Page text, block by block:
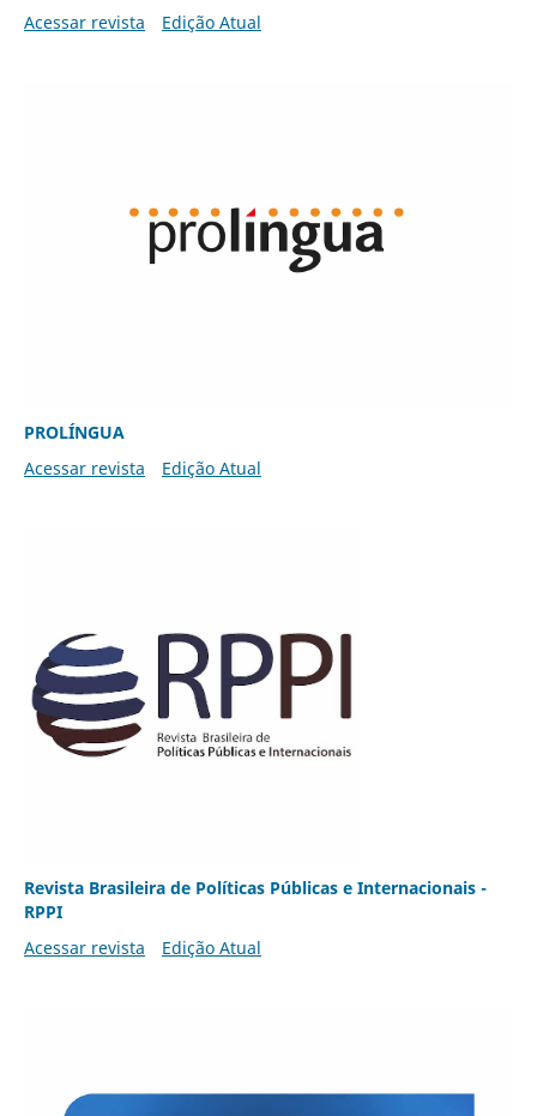
Acessar revista
Edição Atual
PROLÍNGUA
Acessar revista
Edição Atual
Revista Brasileira de Políticas Públicas e Internacionais -
RPPI
Acessar revista
Edição Atual